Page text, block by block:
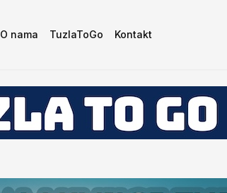
O nama TuzlaToGo Kontakt